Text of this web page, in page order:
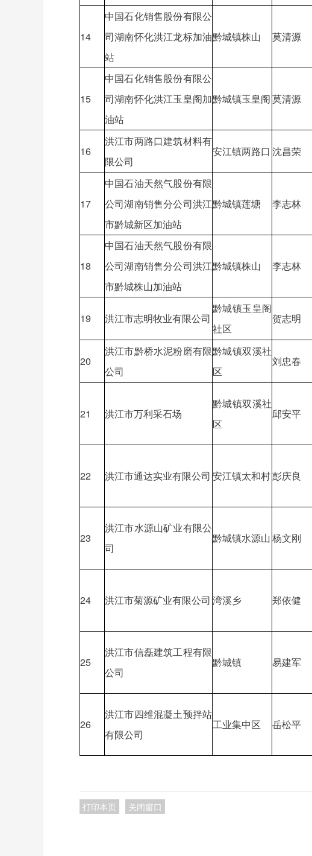
14
中国石化销售股份有限公
司湖南怀化洪江龙标加油
站
黔城镇株山 莫清源
15
中国石化销售股份有限公
司湖南怀化洪江玉皇阁加
油站
黔城镇玉皇阁莫清源
16
洪江市两路口建筑材料有
限公司
安江镇两路口 沈昌荣
17
中国石油天然气股份有限
公司湖南销售分公司洪江
市黔城新区加油站
黔城镇莲塘 李志林
18
中国石油天然气股份有限
公司湖南销售分公司洪江
市黔城株山加油站
黔城镇株山 李志林
19 洪江市志明牧业有限公司
黔城镇玉皇阁
社区
贺志明
20
洪江市黔桥水泥粉磨有限
公司
黔城镇双溪社
区
刘忠春
21 洪江市万利采石场
黔城镇双溪社
区
邱安平
22 洪江市通达实业有限公司 安江镇太和村彭庆良
23
洪江市水源山矿业有限公
司
黔城镇水源山杨文刚
24 洪江市菊源矿业有限公司 湾溪乡 郑依健
25
洪江市信磊建筑工程有限
公司
黔城镇 易建军
26
洪江市四维混凝土预拌站
有限公司
工业集中区 岳松平
打印本页 关闭窗口